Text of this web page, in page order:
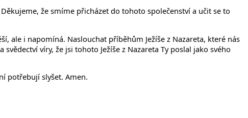
že smíme přicházet do tohoto společenství a učit se to
ale i napomíná. Naslouchat příběhům Ježíše z Nazareta, které nás
víry, že jsi tohoto Ježíše z Nazareta Ty poslal jako svého
potřebují slyšet. Amen.